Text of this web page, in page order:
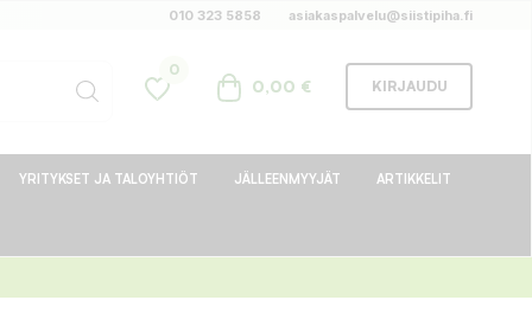
010 323 5858 asiakaspalvelu@siistipiha.fi
0
0,00 € KIRJAUDU
YRITYKSET JA TALOYHTIÖT JÄLLEENMYYJÄT ARTIKKELIT